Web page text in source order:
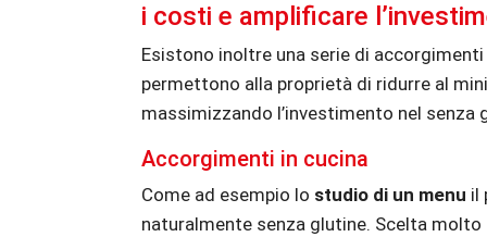
i costi e amplificare
Esistono inoltre una serie di
permettono alla proprietà di ridurre al
massimizzando l’investimento nel senza
Accorgimenti in cucina
Come ad esempio lo studio di un menu il
naturalmente senza glutine. Scelta molto